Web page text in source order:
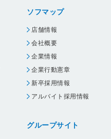
ソフマップ
店舗情報
会社概要
企業情報
企業行動憲章
新卒採用情報
アルバイト採用情報
グループサイト